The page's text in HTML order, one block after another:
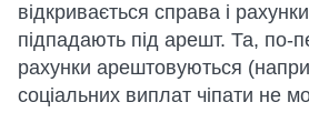
відкривається справа і
підпадають під арешт. Та, по-
рахунки арештовуються
соціальних виплат чіпати не